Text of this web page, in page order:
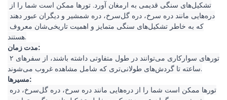
هستند.
مدت زمان:
ساعته تا گردش‌های طولانی‌تری که شامل مشاهده غروب می‌شوند.
مسیرها: